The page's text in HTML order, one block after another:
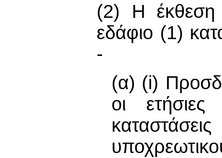
(2) Η έκθεση
εδάφιο (1)
-
(α) (i)
οι ετήσιες